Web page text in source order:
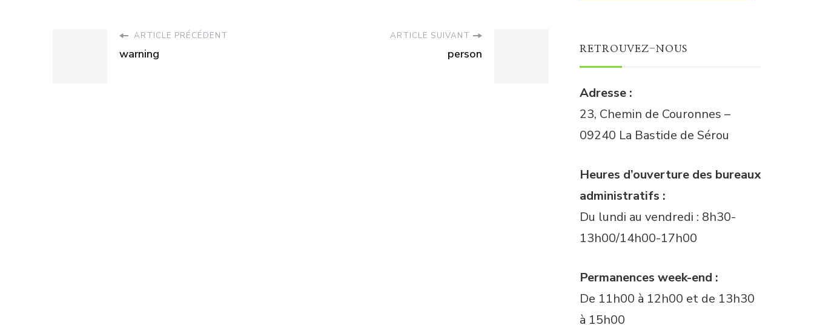
ARTICLE PRÉCÉDENT
warning
ARTICLE SUIVANT
person RETROUVEZ-NOUS
Adresse :
23, Chemin de Couronnes –
09240 La Bastide de Sérou
Heures d’ouverture des bureaux
administratifs :
Du lundi au vendredi : 8h30-
13h00/14h00-17h00
Permanences week-end :
De 11h00 à 12h00 et de 13h30
à 15h00